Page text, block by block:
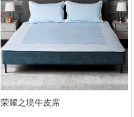
荣耀之境牛皮席